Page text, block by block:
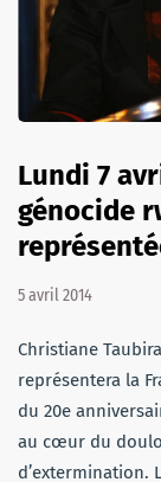
Lundi 7
génocide
5 avril 2014
Christiane
représentera la
du 20e
au cœur du
d’extermination.